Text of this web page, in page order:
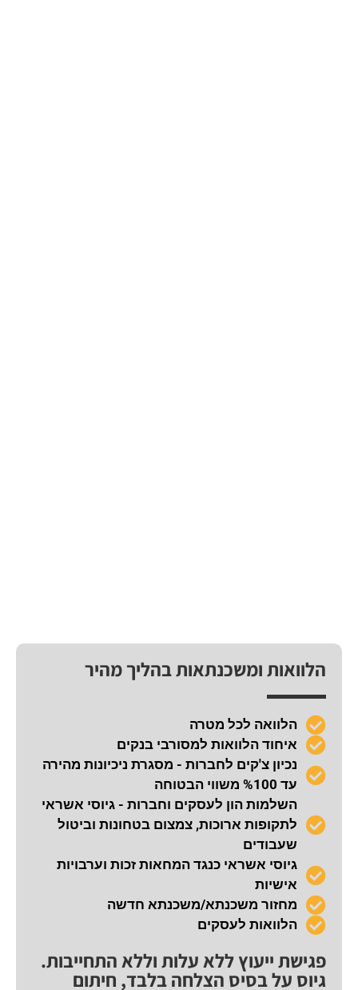
הלוואות ומשכנתאות בהליך מהיר
הלוואה לכל מטרה
איחוד הלוואות למסורבי בנקים
נכיון צ'קים לחברות - מסגרת ניכיונות מהירה
עד %100 משווי הבטוחה
השלמות הון לעסקים וחברות - גיוסי אשראי
לתקופות ארוכות, צמצום בטחונות וביטול
שעבודים
גיוסי אשראי כנגד המחאות זכות וערבויות
אישיות
מחזור משכנתא/משכנתא חדשה
הלוואות לעסקים
פגישת ייעוץ ללא עלות וללא התחייבות.
גיוס על בסיס הצלחה בלבד, חיתום